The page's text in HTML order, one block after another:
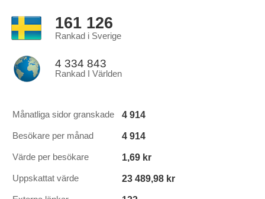
161 126
Rankad i Sverige
4 334 843
Rankad I Världen
Månatliga sidor granskade 4 914
Besökare per månad 4 914
Värde per besökare 1,69 kr
Uppskattat värde 23 489,98 kr